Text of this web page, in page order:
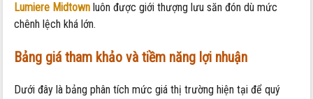
Lumiere Midtown luôn được giới thượng lưu săn đón dù mức
chênh lệch khá lớn.
Bảng giá tham khảo và tiềm năng lợi nhuận
Dưới đây là bảng phân tích mức giá thị trường hiện tại để quý